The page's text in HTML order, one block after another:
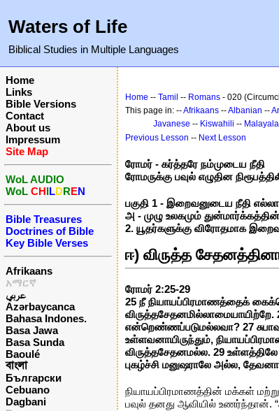
Waters of Life
Biblical Studies in Multiple Languages
Home
Links
Bible Versions
Contact
About us
Impressum
Site Map
WoL AUDIO
WoL CHILDREN
Bible Treasures
Doctrines of Bible
Key Bible Verses
Afrikaans
አማርኛ
عربي
Azərbaycanca
Bahasa Indones.
Basa Jawa
Basa Sunda
Baoulé
বাংলা
Български
Cebuano
Dagbani
Home -- Tamil -- Romans - 020
This page in: --Afrikaans --Albanian --
Javanese -- Kiswahili --
Previous Lesson -- Next Lesson
ரோமர் - கர்த்தரே நம்முடைய நீதி
ரோமருக்கு பவுல் எழுதின
பகுதி 1 - இறைவனுடைய நீதி எல்லாப்
அ - முழு உலகமும்
2. யூதர்களுக்கு விரோதமாக
ஈ) விருத்த
ரோமர் 2:25-29
25 நீ நியாயப்பிரமாணத்தைக்
என்றெண்ணப்படுமல்லவா? 27
உள்ளவனாயிருந்தும்,
விருத்தசேதனமல்ல. 29
புகழ்ச்சி மனுஷராலே அல்ல,
நியாயப்பிரமாணத்தின் மக்கள்
பவுல் தனது ஆவியில்